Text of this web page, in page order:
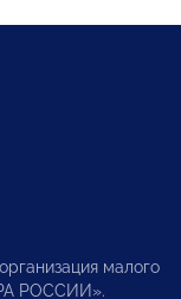
малого
РОССИИ».